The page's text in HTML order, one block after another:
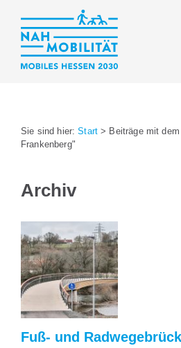
Sie sind hier:Start > Beiträge mit
Frankenberg"
Archiv
Fuß- und